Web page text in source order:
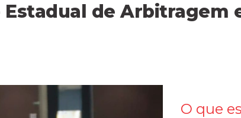
de Arbitragem
O que